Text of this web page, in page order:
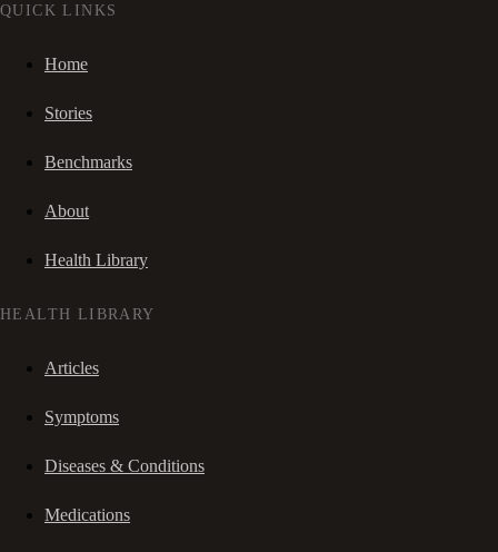
QUICK LINKS
Home
Stories
Benchmarks
About
Health Library
HEALTH LIBRARY
Articles
Symptoms
Diseases & Conditions
Medications